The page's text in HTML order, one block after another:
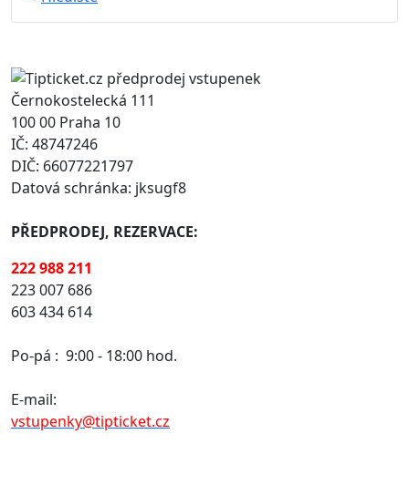
Černokostelecká 111
100 00 Praha 10
IČ: 48747246
DIČ: 66077221797
Datová schránka: jksugf8
PŘEDPRODEJ, REZERVACE:
222 988 211
223 007 686
603 434 614
Po-pá : 9:00 - 18:00 hod.
E-mail:
vstupenky@tipticket.cz